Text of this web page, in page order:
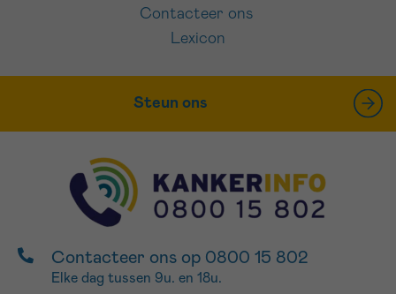
Contacteer ons
Lexicon
Steun ons
Contacteer ons op 0800 15 802
Elke dag tussen 9u. en 18u.